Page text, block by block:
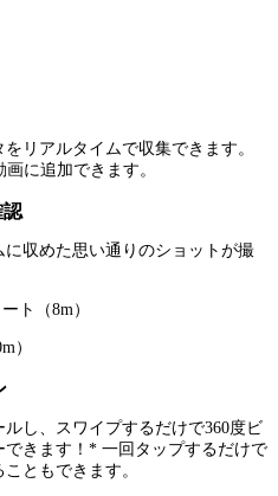
リアルタイムで収集できます。
に追加できます。
認
収めた思い通りのショットが撮
ト（8m）
）
し、スワイプするだけで360度ビ
きます！* 一回タップするだけで
ともできます。